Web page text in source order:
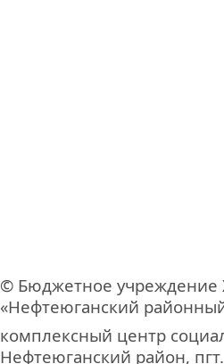
© Бюджетное учреждение
«Нефтеюганский
комплексный центр
Нефтеюганский район,